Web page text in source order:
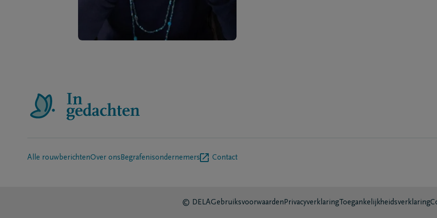
Alle rouwberichtenOver onsBegrafenisondernemers Contact
© DELAGebruiksvoorwaardenPrivacyverklaring Toegankelijkheidsverklaring